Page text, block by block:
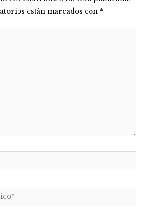
están marcados con *